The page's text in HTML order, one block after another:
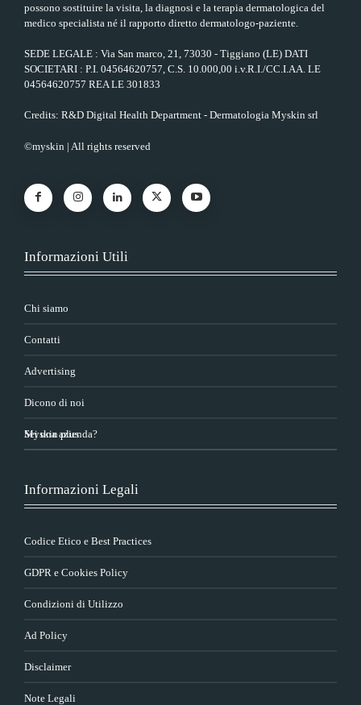
possono sostituire la visita, la diagnosi e la terapia dermatologica del
medico specialista né il rapporto diretto dermatologo-paziente.
SEDE LEGALE : Via San marco, 21, 73030 - Tiggiano (LE) DATI
SOCIETARI : P.I. 04564620757, C.S. 10.000,00 i.v.R.I./CC.I.AA. LE
04564620757 REA LE 301833
Credits: R&D Digital Health Department - Dermatologia Myskin srl
©myskin | All rights reserved
Informazioni Utili
Chi siamo
Contatti
Advertising
Dicono di noi
Sei una azienda?
Myskin plus
Informazioni Legali
Codice Etico e Best Practices
GDPR e Cookies Policy
Condizioni di Utilizzo
Ad Policy
Disclaimer
Note Legali